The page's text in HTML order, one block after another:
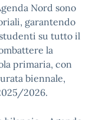
Nord sono
garantendo
su tutto il
la
primaria, con
biennale,
2026.